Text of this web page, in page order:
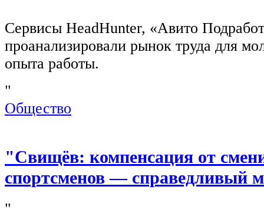
Сервисы HeadHunter, «Авито
проанализировали рынок труда для
опыта работы.
"
Общество
"Свищёв: компенсация от
спортсменов — справедливый
"